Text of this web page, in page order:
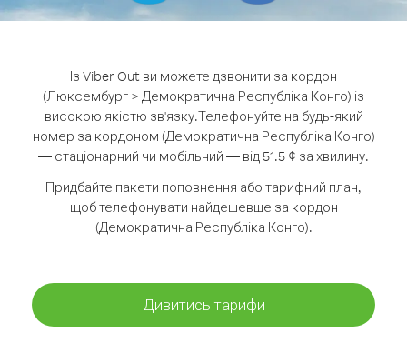
Із Viber Out ви можете дзвонити за кордон
(Люксембург > Демократична Республіка Конго) із
високою якістю зв'язку.Телефонуйте на будь-який
номер за кордоном (Демократична Республіка Конго)
— стаціонарний чи мобільний — від 51.5 ¢ за хвилину.
Придбайте пакети поповнення або тарифний план,
щоб телефонувати найдешевше за кордон
(Демократична Республіка Конго).
Дивитись тарифи